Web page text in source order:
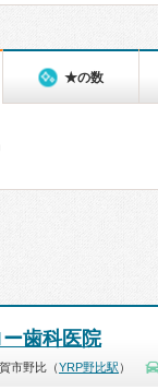
★の数
歯科医院
市野比（YRP野比駅 ）